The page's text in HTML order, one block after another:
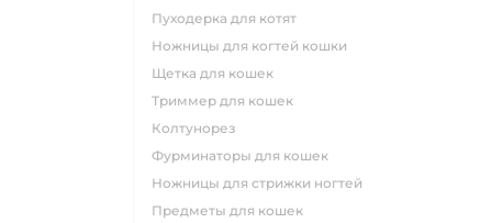
пуходерка для котят
ножницы для когтей кошки
щетка для кошек
триммер для кошек
колтунорез
фурминаторы для кошек
ножницы для стрижки ногтей
предметы для кошек